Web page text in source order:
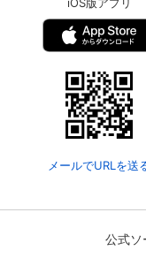
メールでURLを送
公式ソ